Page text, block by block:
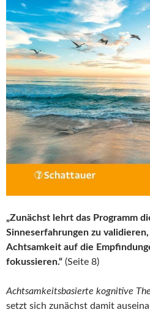
„Zunächst lehrt das Programm
Sinneserfahrungen zu
Achtsamkeit auf die
fokussieren.“ (Seite 8)
Achtsamkeitsbasierte kognitive
setzt sich zunächst damit